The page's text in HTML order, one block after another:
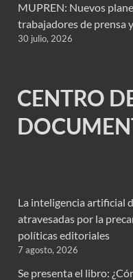
MUPREN: Nuevos
trabajadores de prensa
30 julio, 2026
CENTRO
La inteligencia artificial
atravesadas por la
políticas editoriales
7 agosto, 2026
Se presenta el libro: